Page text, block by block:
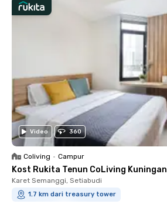
Video 360
Coliving • Campur
Kost Rukita Tenun CoLiving Kuningan
Karet Semanggi, Setiabudi
1.7 km dari treasury tower